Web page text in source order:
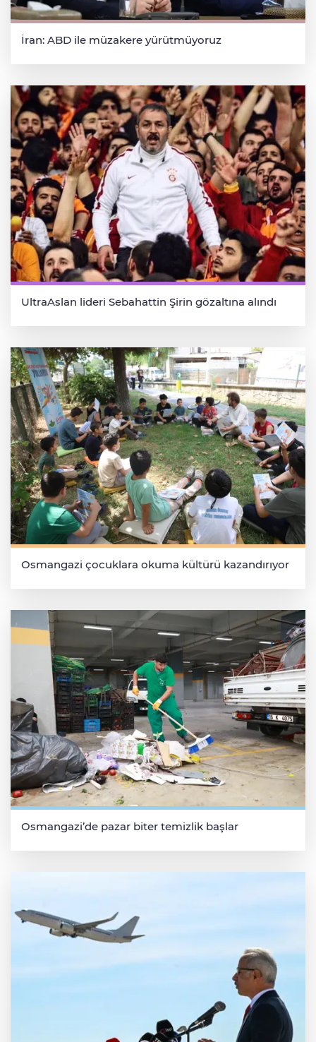
İran: ABD ile müzakere yürütmüyoruz
UltraAslan lideri Sebahattin Şirin gözaltına alındı
Osmangazi çocuklara okuma kültürü kazandırıyor
Osmangazi’de pazar biter temizlik başlar